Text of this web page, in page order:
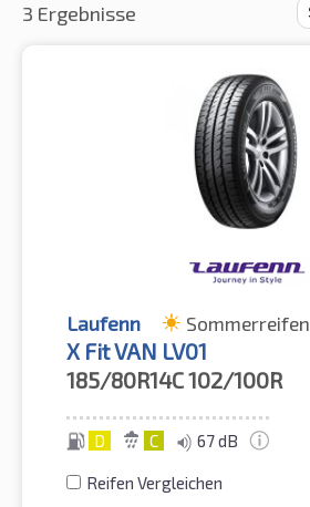
3 Ergebnisse
Laufenn Sommerreifen
X Fit VAN LV01
185/80R14C102/100R
D C 67 dB
Reifen Vergleichen